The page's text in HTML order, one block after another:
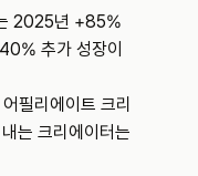
2025년 +85%
추가 성장이
필리에이트 크리
는 크리에이터는